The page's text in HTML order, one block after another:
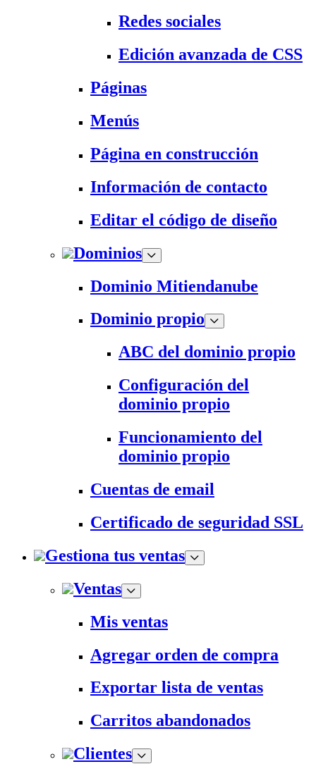
Redes sociales
Edición avanzada de CSS
Páginas
Menús
Página en construcción
Información de contacto
Editar el código de diseño
Dominios
Dominio Mitiendanube
Dominio propio
ABC del dominio propio
Configuración del
dominio propio
Funcionamiento del
dominio propio
Cuentas de email
Certificado de seguridad SSL
Gestiona tus ventas
Ventas
Mis ventas
Agregar orden de compra
Exportar lista de ventas
Carritos abandonados
Clientes